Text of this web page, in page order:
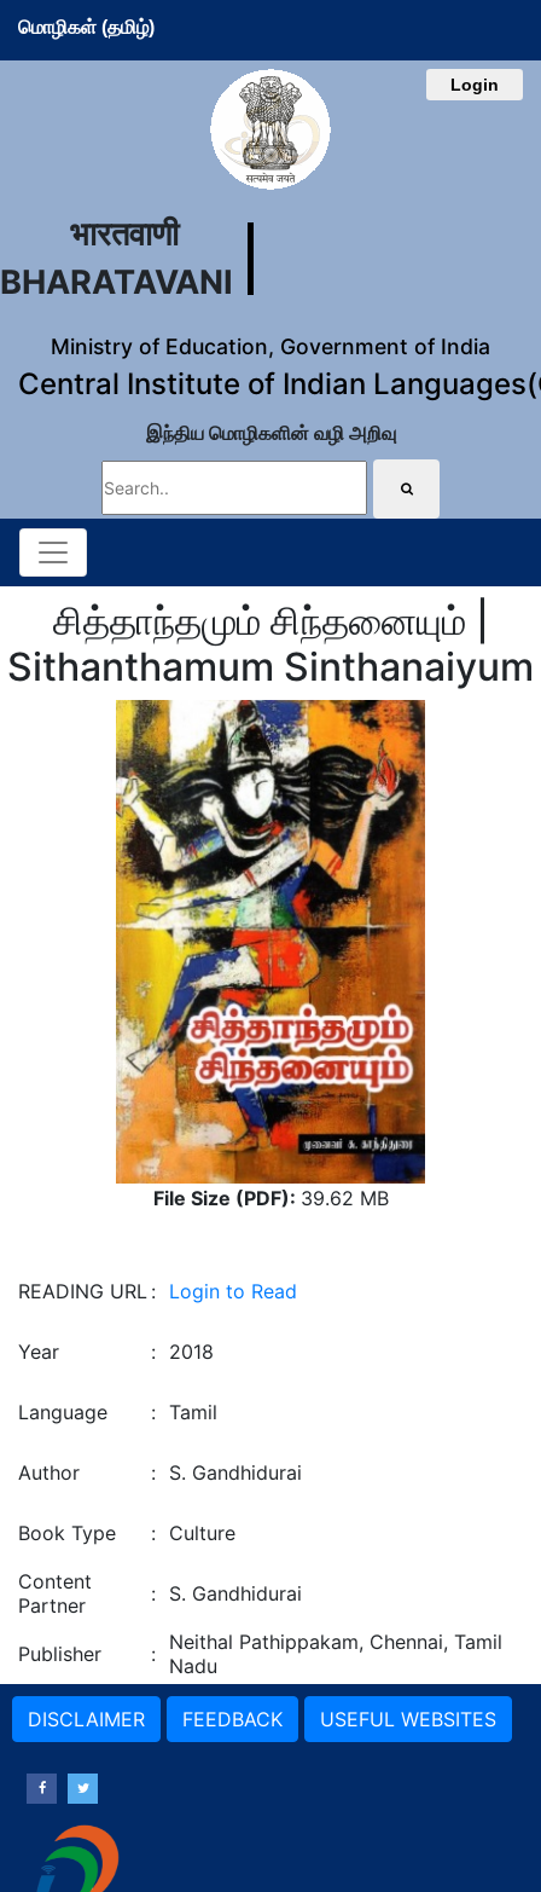
மொழிகள் (தமிழ்)
Login
भारतवाणी
BHARATAVANI
Ministry of Education, Government of India
Central Institute of Indian
இந்திய மொழிகளின் வழி அறிவு
சித்தாந்தமும் சிந்தனையும் |
Sithanthamum Sinthanaiyum
File Size (PDF): 39.62 MB
READING URL : Login to Read
Year : 2018
Language : Tamil
Author : S. Gandhidurai
Book Type : Culture
Content
Partner
: S. Gandhidurai
Publisher : Neithal Pathippakam, Chennai, Tamil
Nadu
DISCLAIMER FEEDBACK USEFUL WEBSITES